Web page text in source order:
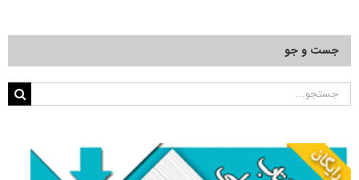
جست و جو
جستجو